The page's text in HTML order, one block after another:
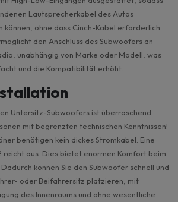
Lautsprecherkabel des Autos
können, ohne dass Cinch-Kabel erforderlich
den Anschluss des Subwoofers an
unabhängig von Marke oder Modell, was
und die Kompatibilität erhöht.
Untersitz-Subwoofers ist überraschend
mit begrenzten technischen Kenntnissen!
benötigen kein dickes Stromkabel. Eine
reicht aus. Dies bietet enormen Komfort beim
können Sie den Subwoofer schnell und
oder Beifahrersitz platzieren, mit
des Innenraums und ohne wesentliche